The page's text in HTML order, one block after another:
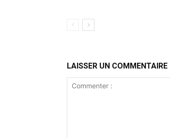
LAISSER UN COMMENTAIRE